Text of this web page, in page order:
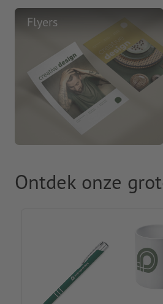
Flyers
Ontdek onze